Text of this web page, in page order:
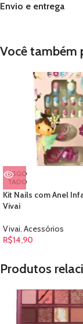
Envio e entrega
Você também
ESGO
TADO
Kit Nails com Anel
Vivai
Vivai, Acessórios
R$14,90
Produtos